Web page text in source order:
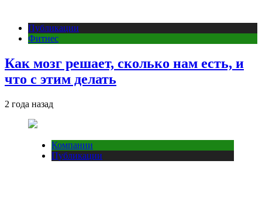
Публикации
Фитнес
Как мозг решает, сколько нам есть, и
что с этим делать
2 года назад
Компании
Публикации